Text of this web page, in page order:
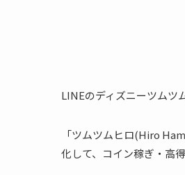
LINEのディズニーツムツ
「ツムツムヒロ(Hiro
化して、コイン稼ぎ・高